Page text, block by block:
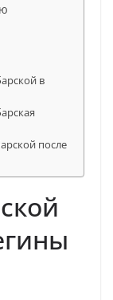
в
после